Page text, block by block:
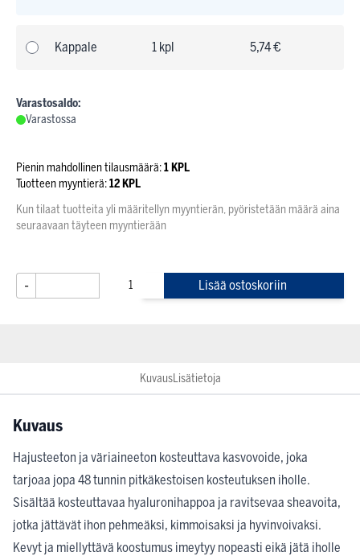
Kappale 1 kpl 5,74 €
Varastosaldo:
Varastossa
Pienin mahdollinen tilausmäärä:1 KPL
Tuotteen myyntierä:12 KPL
Kun tilaat tuotteita yli määritellyn myyntierän, pyöristetään määrä aina
seuraavaan täyteen myyntierään
- Lisää ostoskoriin
KuvausLisätietoja
Kuvaus
Hajusteeton ja väriaineeton kosteuttava kasvovoide, joka
tarjoaa jopa 48 tunnin pitkäkestoisen kosteutuksen iholle.
Sisältää kosteuttavaa hyaluronihappoa ja ravitsevaa sheavoita,
jotka jättävät ihon pehmeäksi, kimmoisaksi ja hyvinvoivaksi.
Kevyt ja miellyttävä koostumus imeytyy nopeasti eikä jätä iholle